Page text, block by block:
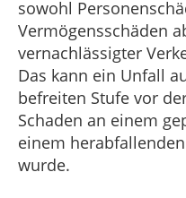
sowohl
Vermögensschäden
vernachlässigter
Das kann ein Unfall
befreiten Stufe vor
Schaden an einem
einem
wurde.